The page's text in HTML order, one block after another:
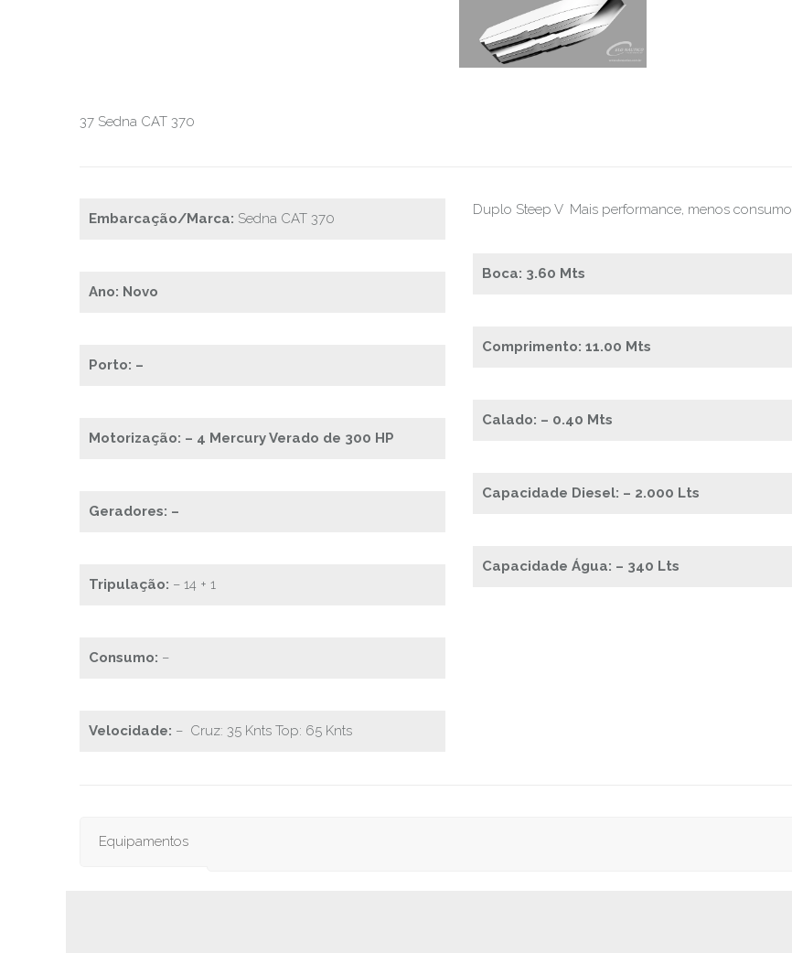
37 Sedna CAT 370
Embarcação/Marca: Sedna CAT 370
Ano: Novo
Porto: –
Motorização: – 4 Mercury Verado de 300 HP
Geradores: –
Tripulação: – 14 + 1
Consumo: –
Velocidade: – Cruz: 35 Knts Top: 65 Knts
Duplo Steep V Mais performance, menos consumo.
Boca: 3.60 Mts
Comprimento: 11.00 Mts
Calado: – 0.40 Mts
Capacidade Diesel: – 2.000 Lts
Capacidade Água: – 340 Lts
Equipamentos